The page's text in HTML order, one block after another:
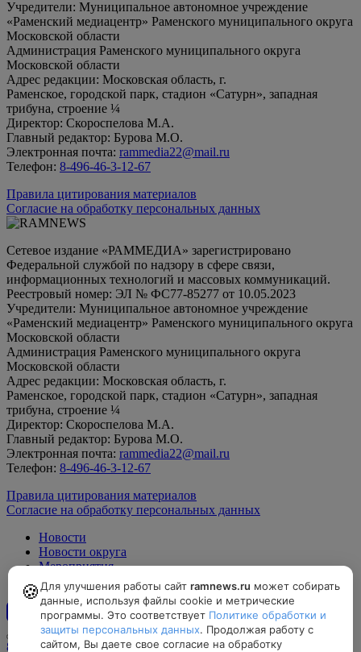
Учредители: Муниципальное автономное учреждение
«Раменский медиацентр» Раменского муниципального округа
Московской области
Администрация Раменского муниципального округа
Московской области
Адрес редакции: Московская область, г.
Раменское, городской парк, стадион «Сатурн», западная
трибуна, строение ¼
Директор: Скороспелова М.А.
Главный редактор: Бурова М.О.
Электронная почта: rammedia22@mail.ru
Телефон: 8-496-46-3-12-67
Правила цитирования материалов
Согласие на обработку персональных данных
Сетевое издание «РАММЕДИА» зарегистрировано
Федеральной службой по надзору в сфере связи,
информационных технологий и массовых коммуникаций.
Реестровый номер: ЭЛ № ФС77-85277 от 10.05.2023
Учредители: Муниципальное автономное учреждение
«Раменский медиацентр» Раменского муниципального округа
Московской области
Администрация Раменского муниципального округа
Московской области
Адрес редакции: Московская область, г.
Раменское, городской парк, стадион «Сатурн», западная
трибуна, строение ¼
Директор: Скороспелова М.А.
Главный редактор: Бурова М.О.
Электронная почта: rammedia22@mail.ru
Телефон: 8-496-46-3-12-67
Правила цитирования материалов
Согласие на обработку персональных данных
Новости
Новости округа
Мероприятия
Официально
12+
8-496-46-3-12-67, rammedia22@mail.ru
🍪 Для улучшения работы сайт ramnews.ru может собирать
данные, используя файлы cookie и метрические
программы. Это соответствует Политике обработки и
защиты персональных данных. Продолжая работу с
сайтом, Вы даете свое согласие на обработку